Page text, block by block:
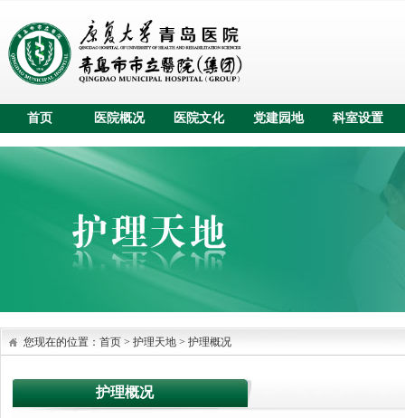
首页 医院概况 医院文化 党建园地 科室设置
您现在的位置： 首页 > 护理天地 > 护理概况
护理概况